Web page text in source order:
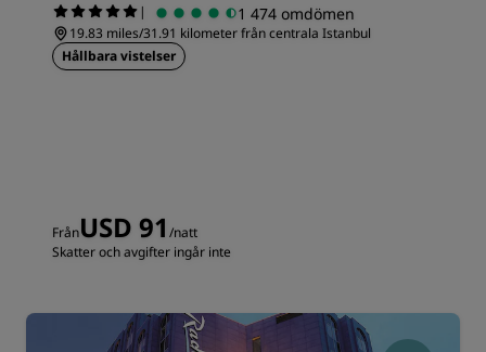
| 1 474 omdömen
19.83 miles/31.91 kilometer från centrala Istanbul
Hållbara vistelser
FrånUSD 91 /natt
Skatter och avgifter ingår inte